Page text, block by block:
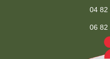
04 82
06 82